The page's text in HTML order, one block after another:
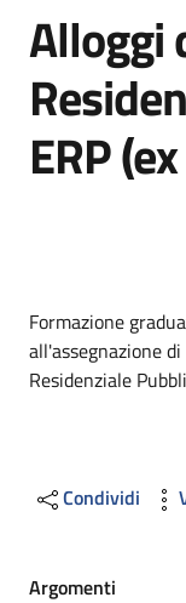
Alloggi
ERP
Dettagli
Formazione
all'assegnazione
Residenziale
Condividi
Argomenti